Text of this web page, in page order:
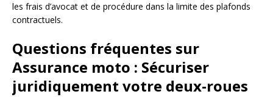
les frais d’avocat et de procédure dans la limite des plafonds
contractuels.
Questions fréquentes sur
Assurance moto : Sécuriser
juridiquement votre deux-roues